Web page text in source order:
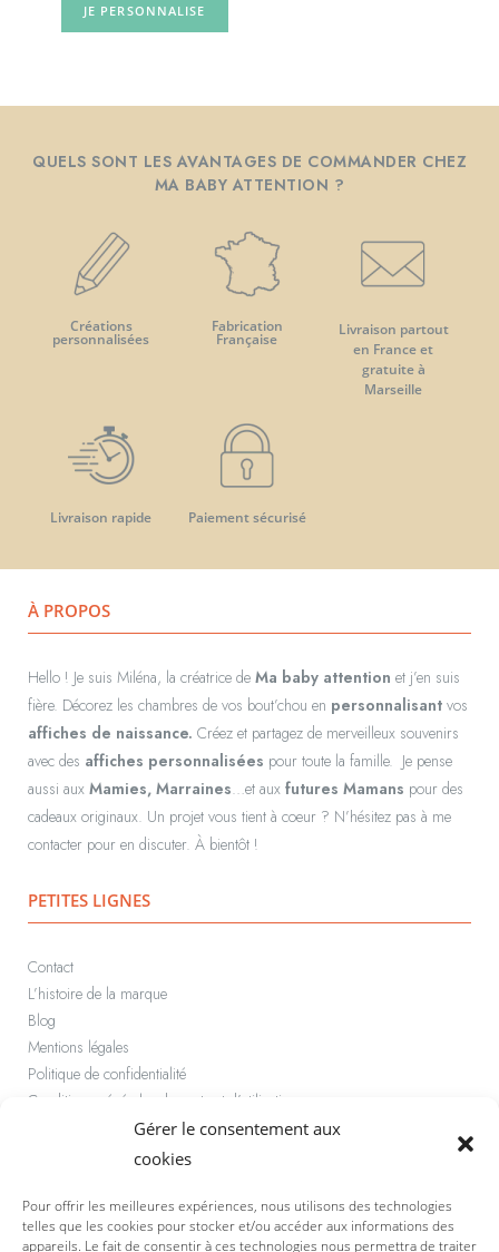
Gérer le consentement aux
cookies
Pour offrir les meilleures expériences, nous utilisons des technologies
telles que les cookies pour stocker et/ou accéder aux informations des
appareils. Le fait de consentir à ces technologies nous permettra de traiter
JE PERSONNALISE
QUELS SONT LES AVANTAGES DE COMMANDER CHEZ
MA BABY ATTENTION ?
Créations
personnalisées
Fabrication
Française
Livraison partout
en France et
gratuite à
Marseille
Livraison rapide Paiement sécurisé
À PROPOS
Hello ! Je suis Miléna, la créatrice de Ma baby attention et j’en suis
fière. Décorez les chambres de vos bout’chou en personnalisant vos
affiches de naissance. Créez et partagez de merveilleux souvenirs
avec des affiches personnalisées pour toute la famille. Je pense
aussi aux Mamies, Marraines…et aux futures Mamans pour des
cadeaux originaux. Un projet vous tient à coeur ? N’hésitez pas à me
contacter pour en discuter. À bientôt !
PETITES LIGNES
Contact
L’histoire de la marque
Blog
Mentions légales
Politique de confidentialité
Conditions générales de vente et d’utilisation
Politique de cookies (UE)
PAIEMENT SÉCURISÉ
Rapide et sécurisé par carte bancaire ou Paypal